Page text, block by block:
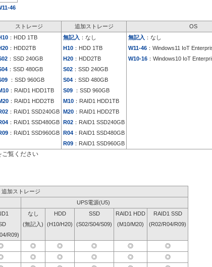
46
ストレージ 追加ストレージ OS
：HDD 1TB 無記入 ：なし 無記入 ：なし
：HDD2TB H10 ：HDD 1TB W11-46 ：Windows11 IoT
：SSD 240GB H20 ：HDD2TB W10-16 ：Windows10 IoT
：SSD 480GB S02 ：SSD 240GB
：SSD 960GB S04 ：SSD 480GB
：RAID1 HDD1TB S09 ：SSD 960GB
：RAID1 HDD2TB M10 ：RAID1 HDD1TB
：RAID1 SSD240GB M20 ：RAID1 HDD2TB
：RAID1 SSD480GB R02 ：RAID1 SSD240GB
：RAID1 SSD960GB R04 ：RAID1 SSD480GB
R09 ：RAID1 SSD960GB
覧ください
追加ストレージ
UPS電源(U5)
なし HDD SSD RAID1 HDD
RAID1 SSD
(無記入) (H10/H20) (S02/S04/S09) (M10/M20)
(R02/R04/R09)
R09)
◎ ◎ ◎ ◎
◎
◎ ◎ ◎ ◎
◎